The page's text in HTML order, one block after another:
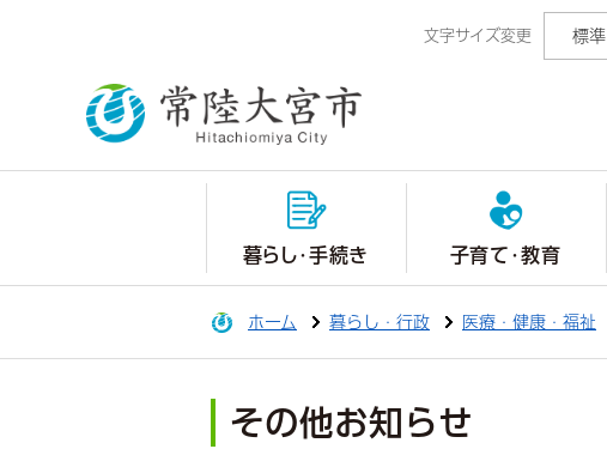
文字サイズ変更 標準
暮らし・手続き 子育て・教育
ホーム 暮らし・行政 医療・健康・福祉
その他お知らせ